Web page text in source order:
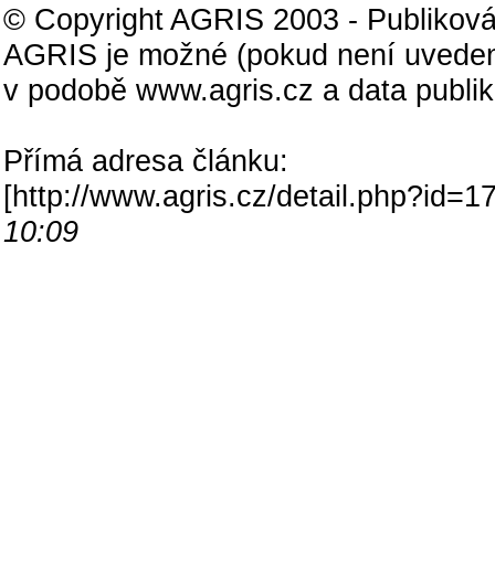
© Copyright AGRIS 2003 -
AGRIS je možné (pokud není
v podobě www.agris.cz a data
Přímá adresa článku:
[http://www.agris.cz/
10:09